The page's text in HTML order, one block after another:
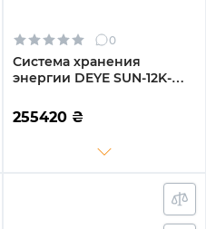
0
Система хранения
энергии DEYE SUN-12K-
LFP 12000W 20.48kh 4BAT
LiFePO4 6000 циклов
255420 ₴